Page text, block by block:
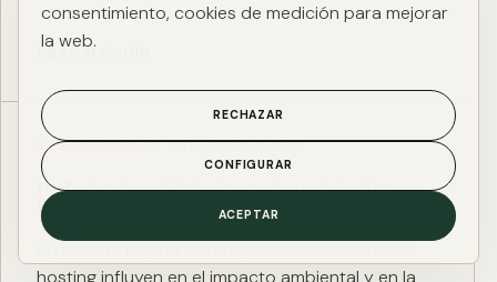
Leer artículo
ESG DIGITAL·27 ENE. 2025·4 MIN
Huella de carbono digital: cómo medir y reducir el impacto
ESG de una web
El peso de página, las imágenes, los scripts y el
hosting influyen en el impacto ambiental y en la
consentimiento, cookies de medición para mejorar
la web.
RECHAZAR
CONFIGURAR
ACEPTAR